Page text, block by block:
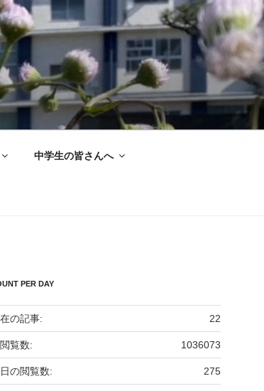
中学生の皆さんへ
PER DAY
22
の記事:
1036073
覧数:
275
の閲覧数: